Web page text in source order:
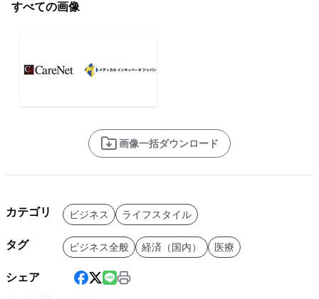
すべての画像
画像一括ダウンロード
カテゴリ ビジネス ライフスタイル
タグ ビジネス全般 経済（国内） 医療
シェア